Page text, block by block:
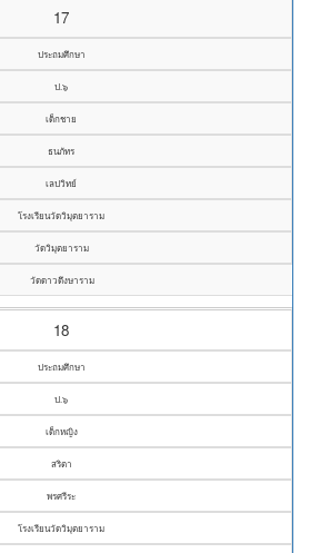
17
ประถมศึกษา
ป.๖
เด็กชาย
ธนภัทร
เลปวิทย์
โรงเรียนวัดวิมุตยาราม
วัดวิมุตยาราม
วัดดาวดึงษาราม
18
ประถมศึกษา
ป.๖
เด็กหญิง
สริตา
พรศรีระ
โรงเรียนวัดวิมุตยาราม